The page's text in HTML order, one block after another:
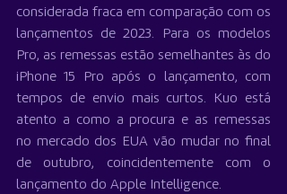
considerada fraca em comparação com os
lançamentos de 2023. Para os modelos
Pro, as remessas estão semelhantes às do
iPhone 15 Pro após o lançamento, com
tempos de envio mais curtos. Kuo está
atento a como a procura e as remessas
no mercado dos EUA vão mudar no final
de outubro, coincidentemente com o
lançamento do Apple Intelligence.